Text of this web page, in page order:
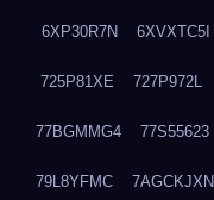
6XP30R7N 6XVXTC5I
725P81XE 727P972L
77BGMMG4 77S55623
79L8YFMC 7AGCKJXN